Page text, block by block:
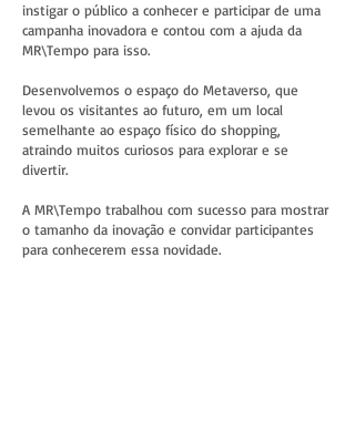
instigar o público a conhecer e participar de uma
campanha inovadora e contou com a ajuda da
MR\Tempo para isso.
Desenvolvemos o espaço do Metaverso, que
levou os visitantes ao futuro, em um local
semelhante ao espaço físico do shopping,
atraindo muitos curiosos para explorar e se
divertir.
A MR\Tempo trabalhou com sucesso para mostrar
o tamanho da inovação e convidar participantes
para conhecerem essa novidade.